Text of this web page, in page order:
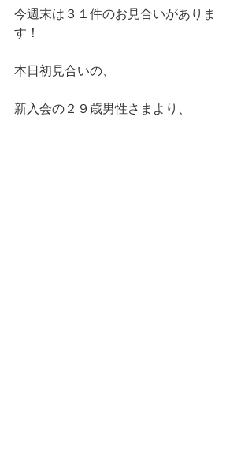
今週末は３１件のお見合いがありま
す！
本日初見合いの、
新入会の２９歳男性さまより、